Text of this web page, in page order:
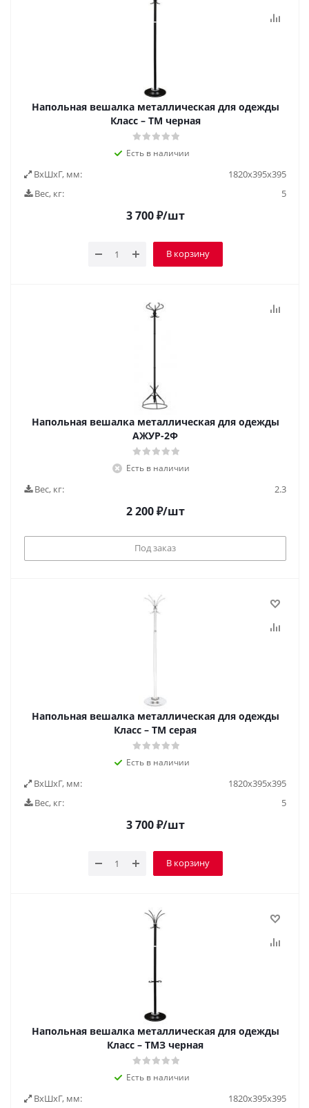
Напольная вешалка металлическая для одежды
Класс – ТМ черная
Есть в наличии
ВxШxГ, мм:
1820х395х395
Вес, кг:
5
3 700₽/шт
В корзину
Напольная вешалка металлическая для одежды
АЖУР-2Ф
Есть в наличии
Вес, кг: 2.3
2 200₽/шт
Под заказ
Напольная вешалка металлическая для одежды
Класс – ТМ серая
Есть в наличии
ВxШxГ, мм:
1820х395х395
Вес, кг:
5
3 700₽/шт
В корзину
Напольная вешалка металлическая для одежды
Класс – ТМЗ черная
Есть в наличии
ВxШxГ, мм:
1820х395х395